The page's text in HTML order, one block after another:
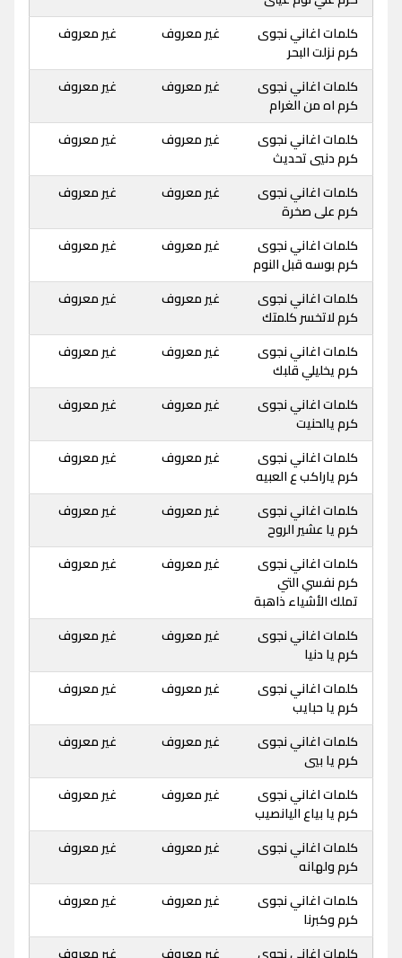
كلمات اغاني نجوى
كرم نزلت البحر
غير معروف غير معروف
كلمات اغاني نجوى
كرم اه من الغرام
غير معروف غير معروف
كلمات اغاني نجوى
كرم دنيي تحديث
غير معروف غير معروف
كلمات اغاني نجوى
كرم على صخرة
غير معروف غير معروف
كلمات اغاني نجوى
كرم بوسه قبل النوم
غير معروف غير معروف
كلمات اغاني نجوى
كرم لاتخسر كلمتك
غير معروف غير معروف
كلمات اغاني نجوى
كرم يخليلي قلبك
غير معروف غير معروف
كلمات اغاني نجوى
كرم يالحنيت
غير معروف غير معروف
كلمات اغاني نجوى
كرم ياراكب ع العبيه
غير معروف غير معروف
كلمات اغاني نجوى
كرم يا عشير الروح
غير معروف غير معروف
كلمات اغاني نجوى
كرم نفسي التي
تملك الأشياء ذاهبة
غير معروف غير معروف
كلمات اغاني نجوى
كرم يا دنيا
غير معروف غير معروف
كلمات اغاني نجوى
كرم يا حبايب
غير معروف غير معروف
كلمات اغاني نجوى
كرم يا بيي
غير معروف غير معروف
كلمات اغاني نجوى
كرم يا بياع اليانصيب
غير معروف غير معروف
كلمات اغاني نجوى
كرم ولهانه
غير معروف غير معروف
كلمات اغاني نجوى
كرم وكبرنا
غير معروف غير معروف